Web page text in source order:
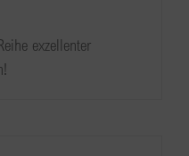
exzellenter